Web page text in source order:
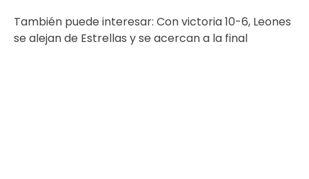
También puede interesar: Con victoria 10-6, Leones
se alejan de Estrellas y se acercan a la final